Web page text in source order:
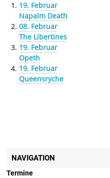
19. Februar
Napalm Death
08. Februar
The Libertines
19. Februar
Opeth
19. Februar
Queensryche
NAVIGATION
Termine